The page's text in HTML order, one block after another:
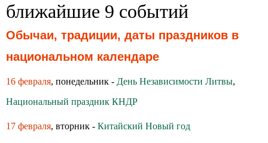
ближайшие 9 событий
Обычаи, традиции, даты праздников в
национальном календаре
16 февраля, понедельник - День Независимости Литвы,
Национальный праздник КНДР
17 февраля, вторник - Китайский Новый год